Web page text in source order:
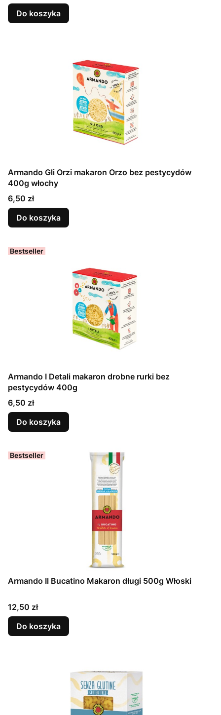
Do koszyka
Armando Gli Orzi makaron Orzo bez pestycydów
400g włochy
Cena
6,50 zł
Do koszyka
Bestseller
Armando I Detali makaron drobne rurki bez
pestycydów 400g
Cena
6,50 zł
Do koszyka
Bestseller
Armando Il Bucatino Makaron długi 500g Włoski
Cena
12,50 zł
Do koszyka